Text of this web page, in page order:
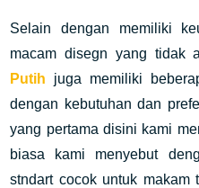
Selain dengan memiliki
macam disegn yang tidak
Putih juga memiliki
dengan kebutuhan dan
yang pertama disini kami
biasa kami menyebut
stndart cocok untuk makam